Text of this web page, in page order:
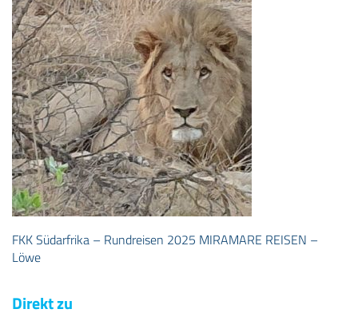
FKK Südarfrika – Rundreisen 2025 MIRAMARE REISEN –
Löwe
Direkt zu